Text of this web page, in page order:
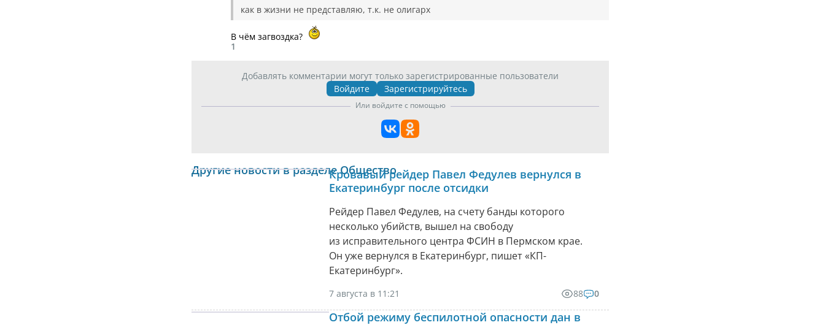
как в жизни не представляю, т.к. не олигарх
В чём загвоздка?
1
Добавлять комментарии могут только зарегистрированные пользователи
Войдите
Зарегистрируйтесь
Или войдите с помощью
Другие новости в разделе ОбществоКровавый рейдер Павел Федулев вернулся в
Екатеринбург после отсидки
Рейдер Павел Федулев, на счету банды которого
несколько убийств, вышел на свободу
из исправительного центра ФСИН в Пермском крае.
Он уже вернулся в Екатеринбург, пишет «КП-
Екатеринбург».
7 августа в 11:21 88 0
Отбой режиму беспилотной опасности дан в